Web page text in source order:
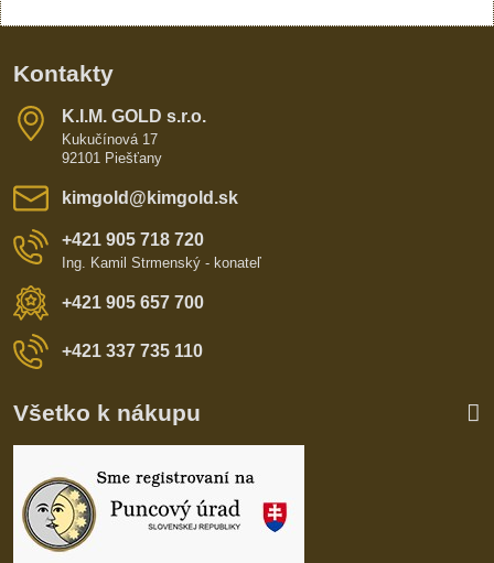
Kontakty
K​​.I​​.M​​. GOLD s​​.r​​.o​​.
Kukučínová 17
92101 Piešťany
kimgold​@kimgold​.sk
+421 905 718 720
Ing. Kamil Strmenský - konateľ
+421 905 657 700
+421 337 735 110
Všetko k nákupu